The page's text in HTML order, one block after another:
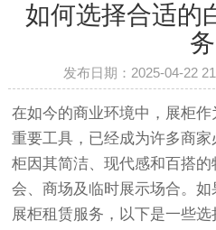
如何选择合适的
务
发布日期：2025-04-22
在如今的商业环境中，展柜
重要工具，已经成为许多商
柜因其简洁、现代感和百搭
会、商场及临时展示场合。
展柜租赁服务，以下是一些